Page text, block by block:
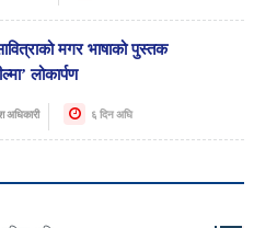
मगर भाषाको पुस्तक
लोकार्पण
अधिकारी ६ दिन अघि